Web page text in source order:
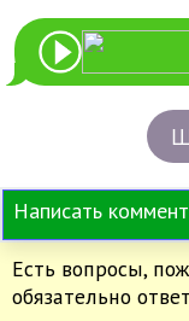
Есть вопросы,
обязательно